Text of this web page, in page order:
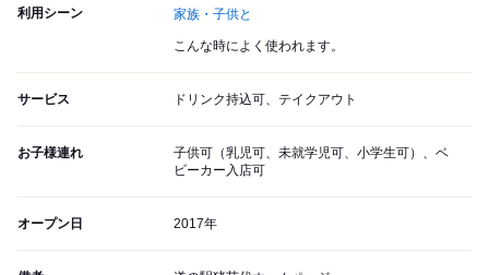
利用シーン 家族・子供と
こんな時によく使われます。
サービス ドリンク持込可、テイクアウト
お子様連れ
子供可（乳児可、未就学児可、小学生可）、ベ
ビーカー入店可
オープン日 2017年